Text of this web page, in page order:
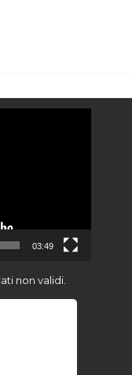
03:49
non validi.